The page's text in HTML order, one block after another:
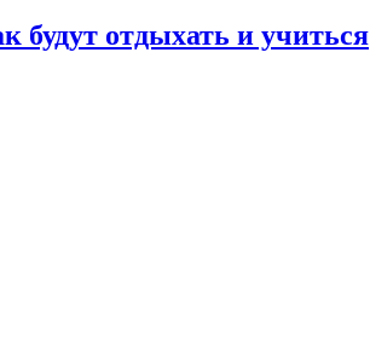
будут отдыхать и учиться